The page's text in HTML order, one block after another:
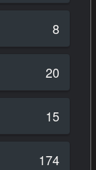
8
20
15
174